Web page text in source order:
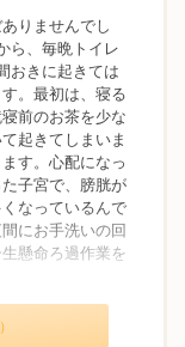
りませんでし
ら、毎晩トイレ
おきに起きては
。最初は、寝る
前のお茶を少な
起きてしまいま
す。心配になっ
子宮で、膀胱が
なっているんで
にお手洗いの回
懸命ろ過作業を